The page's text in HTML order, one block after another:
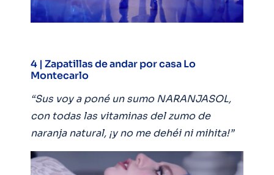
4 | Zapatillas de andar por casa Lo
Montecarlo
“Sus voy a poné un sumo NARANJASOL,
con todas las vitaminas del zumo de
naranja natural, ¡y no me dehéi ni mihita!”